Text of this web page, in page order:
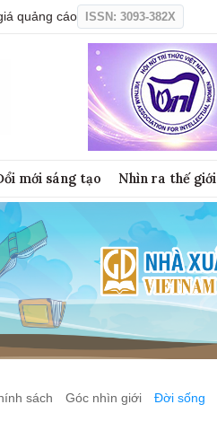
quảng cáo ISSN: 3093-382X
mới sáng tạo Nhìn ra thế giới
sách Góc nhìn giới Đời sống